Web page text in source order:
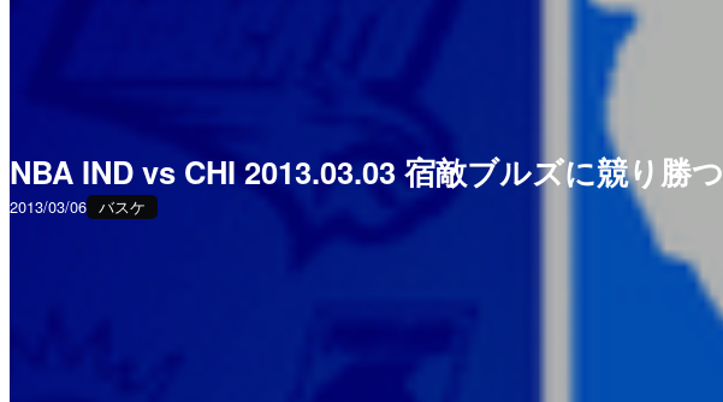
NBA IND vs CHI 2013.03.03 宿敵ブルズに競り勝つ
2013/03/06 バスケ